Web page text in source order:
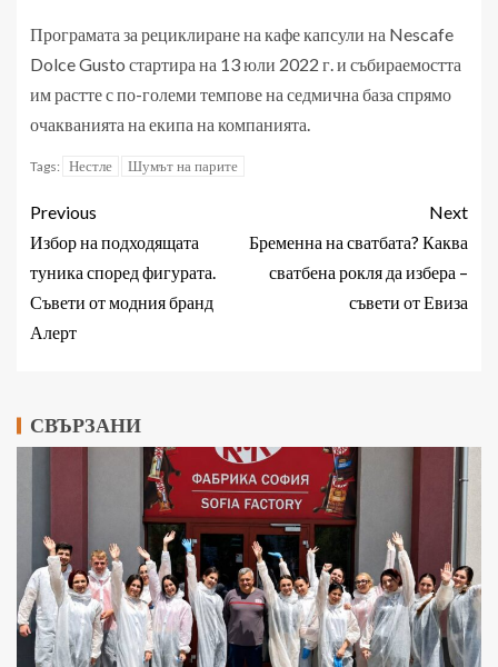
Програмата за рециклиране на кафе капсули на Nescafe
Dolce Gusto стартира на 13 юли 2022 г. и събираемостта
им растте с по-големи темпове на седмична база спрямо
очакванията на екипа на компанията.
Tags: Нестле Шумът на парите
Previous
Избор на подходящата
туника според фигурата.
Съвети от модния бранд
Алерт
Next
Бременна на сватбата? Каква
сватбена рокля да избера –
съвети от Евиза
СВЪРЗАНИ